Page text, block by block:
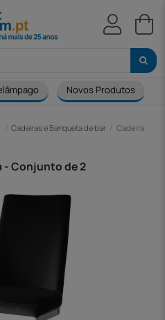
Novos Produtos
Cadeiras e Banqueta de bar Cadeira
- Conjunto de 2